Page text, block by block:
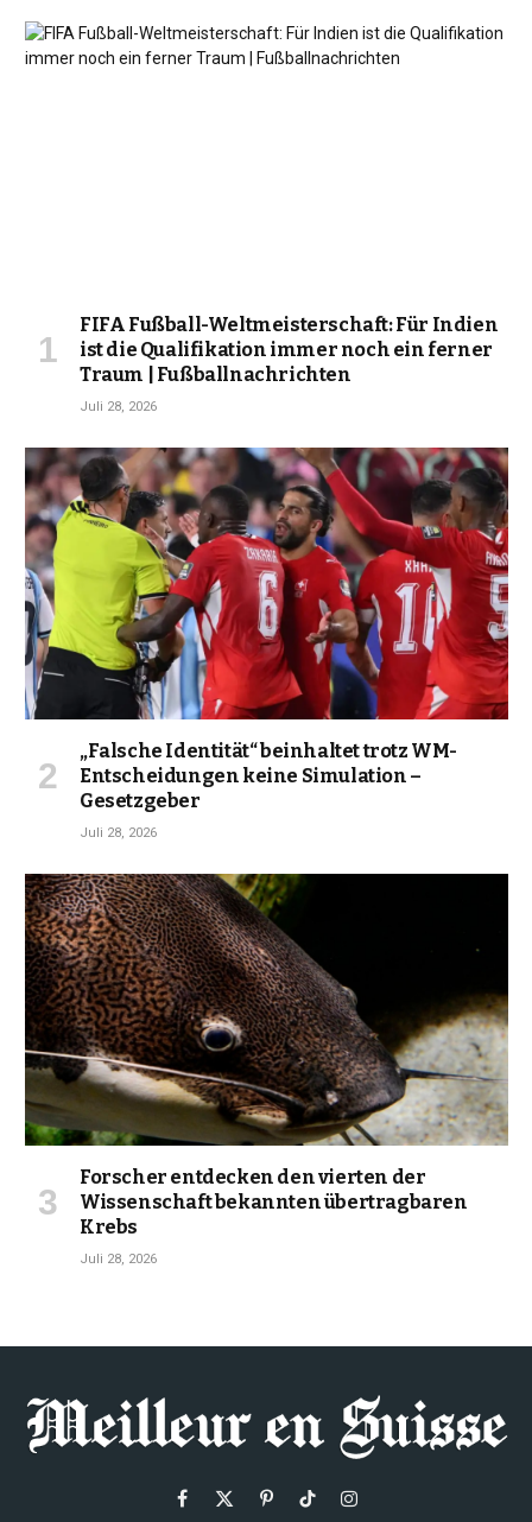
FIFA Fußball-Weltmeisterschaft: Für Indien
ist die Qualifikation immer noch ein ferner
Traum | Fußballnachrichten
Juli 28, 2026
„Falsche Identität“ beinhaltet trotz WM-
Entscheidungen keine Simulation –
Gesetzgeber
Juli 28, 2026
Forscher entdecken den vierten der
Wissenschaft bekannten übertragbaren
Krebs
Juli 28, 2026
Facebook
X PinterestTikTokInstagram